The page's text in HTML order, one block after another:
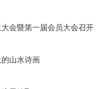
会暨第一届会员大会召开
山水诗画